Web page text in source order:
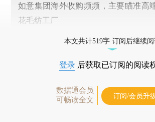
如意集团海外收购频频，主要瞄准高
花毛纺工厂
本文共计519字 订阅后继续
登录 后获取已订阅的阅读
数据通会员
可畅读全文
订阅/会员升